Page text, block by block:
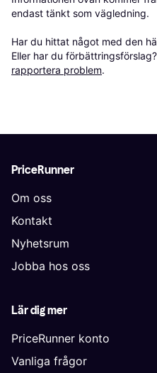
endast tänkt som vägledning.
Har du hittat något med den
Eller har du
rapportera problem.
PriceRunner
Om oss
Kontakt
Nyhetsrum
Jobba hos oss
Lär dig mer
PriceRunner konto
Vanliga frågor